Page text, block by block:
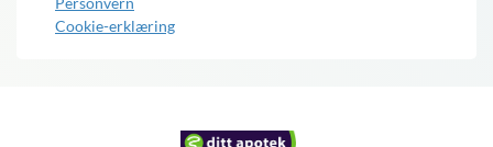
Cookie-erklæring